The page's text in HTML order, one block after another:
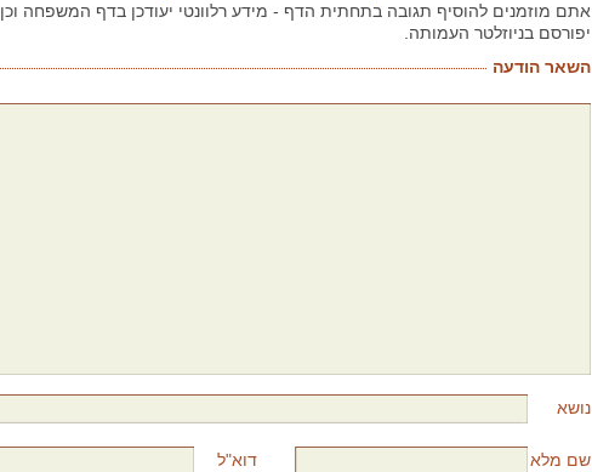
אתם מוזמנים להוסיף תגובה בתחתית הדף - מידע רלוונטי יעודכן בדף המשפחה וכן
יפורסם בניוזלטר העמותה.
השאר הודעה
שם מלא דוא"ל
נושא